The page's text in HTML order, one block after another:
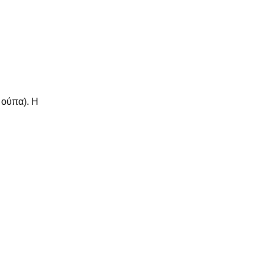
ούπα). Η